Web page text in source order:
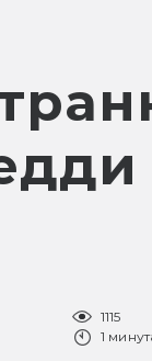
1115
1